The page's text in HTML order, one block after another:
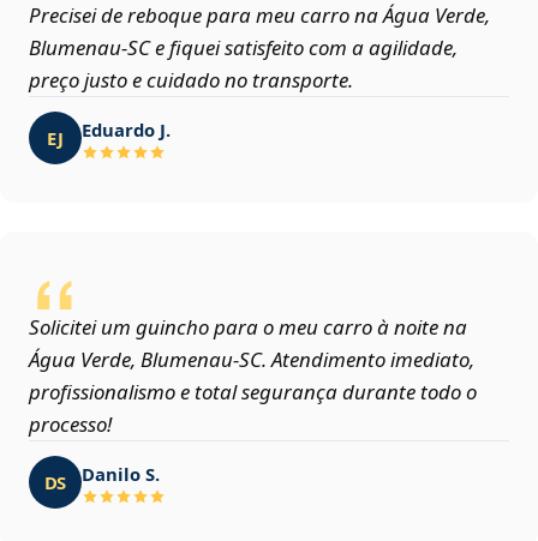
Precisei de reboque para meu carro na Água Verde,
Blumenau‑SC e fiquei satisfeito com a agilidade,
preço justo e cuidado no transporte.
EJ Eduardo J.
Solicitei um guincho para o meu carro à noite na
Água Verde, Blumenau‑SC. Atendimento imediato,
profissionalismo e total segurança durante todo o
processo!
DS Danilo S.